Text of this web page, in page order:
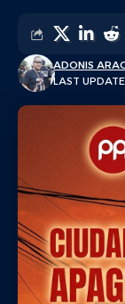
LAST
ADONIS